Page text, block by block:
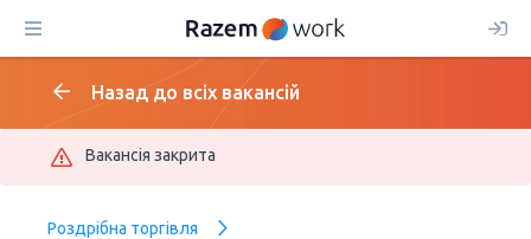
Назад до всіх вакансій
Вакансія закрита
Роздрібна торгівля